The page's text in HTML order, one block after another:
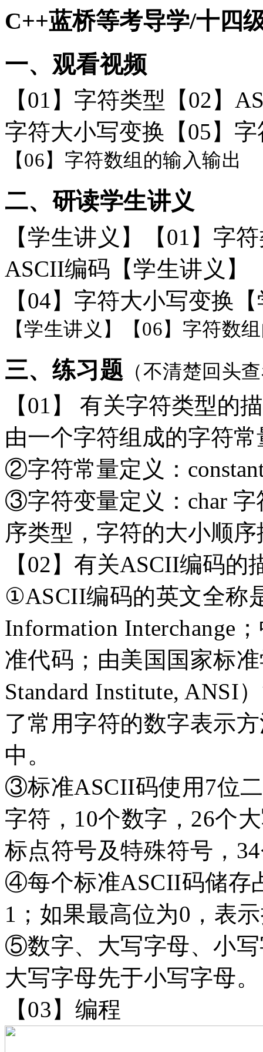
C++蓝桥等考导学/十四
一、观看视频
【01】字符类型【02】
字符大小写变换【05】
【06】字符数组的输入输出
二、研读学生讲义
【学生讲义】 【01】字
ASCII编码 【学生讲义】
【04】字符大小写变换
【学生讲义】【06】字符数
三、练习题 （不清楚回头
【01】 有关字符类型的
由一个字符组成的字符
②字符常量定义：
③字符变量定义：char
序类型，字符的大小顺
【02】有关ASCII编码的
①ASCII编码的英文全称
Information Interchange
准代码；由美国国家标
Standard Institute,
了常用字符的数字表示
中。
③标准ASCII码使用7位
字符，10个数字，26个
标点符号及特殊符号，
④每个标准ASCII码储存
1；如果最高位为0，表
⑤数字、大写字母、小
大写字母先于小写字母。
【03】编程